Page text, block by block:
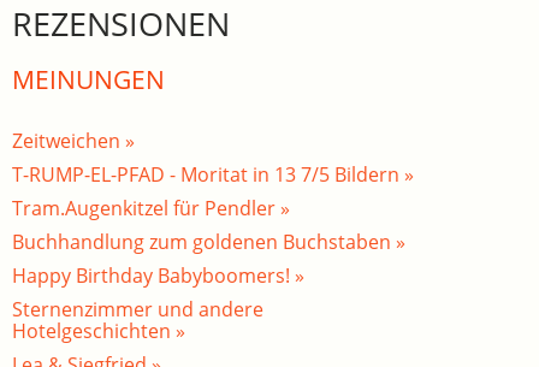
REZENSIONEN
MEINUNGEN
Zeitweichen »
T-RUMP-EL-PFAD - Moritat in 13 7/5 Bildern »
Tram.Augenkitzel für Pendler »
Buchhandlung zum goldenen Buchstaben »
Happy Birthday Babyboomers! »
Sternenzimmer und andere
Hotelgeschichten »